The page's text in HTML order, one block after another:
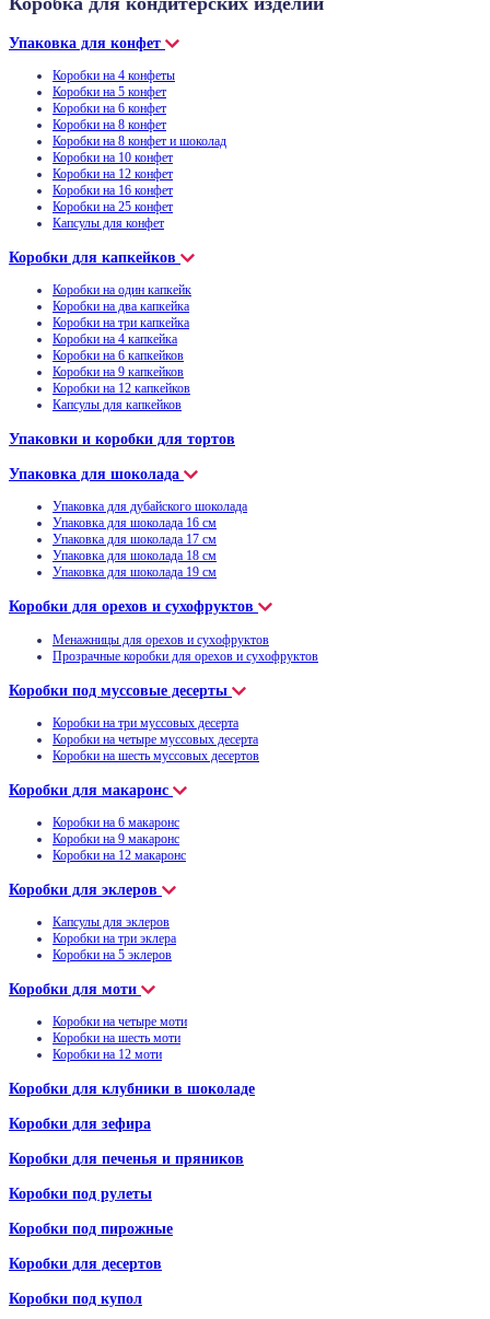
Упаковка для конфет
Коробки на 4 конфеты
Коробки на 5 конфет
Коробки на 6 конфет
Коробки на 8 конфет
Коробки на 8 конфет и шоколад
Коробки на 10 конфет
Коробки на 12 конфет
Коробки на 16 конфет
Коробки на 25 конфет
Капсулы для конфет
Коробки для капкейков
Коробки на один капкейк
Коробки на два капкейка
Коробки на три капкейка
Коробки на 4 капкейка
Коробки на 6 капкейков
Коробки на 9 капкейков
Коробки на 12 капкейков
Капсулы для капкейков
Упаковки и коробки для тортов
Упаковка для шоколада
Упаковка для дубайского шоколада
Упаковка для шоколада 16 см
Упаковка для шоколада 17 см
Упаковка для шоколада 18 см
Упаковка для шоколада 19 см
Коробки для орехов и сухофруктов
Менажницы для орехов и сухофруктов
Прозрачные коробки для орехов и сухофруктов
Коробки под муссовые десерты
Коробки на три муссовых десерта
Коробки на четыре муссовых десерта
Коробки на шесть муссовых десертов
Коробки для макаронс
Коробки на 6 макаронс
Коробки на 9 макаронс
Коробки на 12 макаронс
Коробки для эклеров
Капсулы для эклеров
Коробки на три эклера
Коробки на 5 эклеров
Коробки для моти
Коробки на четыре моти
Коробки на шесть моти
Коробки на 12 моти
Коробки для клубники в шоколаде
Коробки для зефира
Коробки для печенья и пряников
Коробки под рулеты
Коробки под пирожные
Коробки для десертов
Коробки под купол